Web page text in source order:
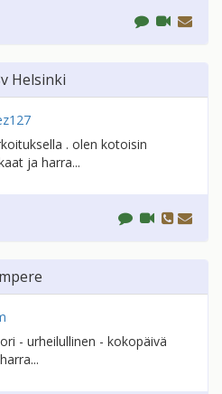
Helsinki
. olen kotoisin
ja harra...
- urheilullinen - kokopäivä